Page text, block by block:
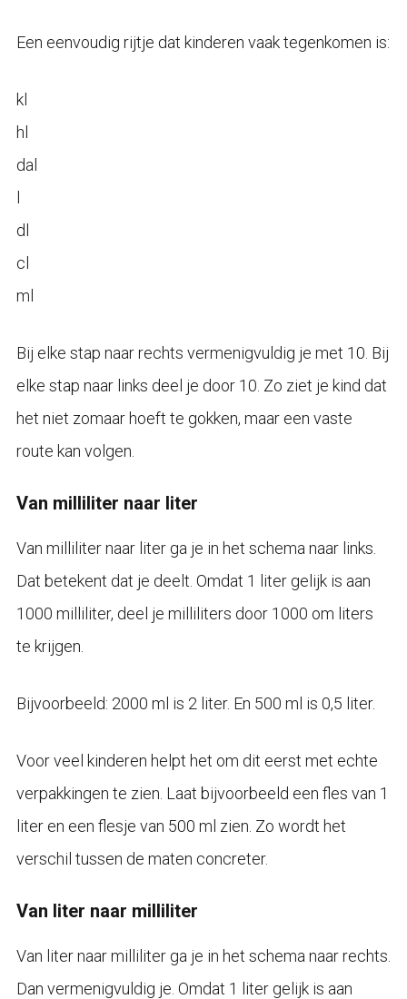
Een eenvoudig rijtje dat kinderen vaak tegenkomen is:
kl
hl
dal
dl
cl
ml
Bij elke stap naar rechts vermenigvuldig je met 10. Bij
elke stap naar links deel je door 10. Zo ziet je kind dat
het niet zomaar hoeft te gokken, maar een vaste
route kan volgen.
Van milliliter naar liter
Van milliliter naar liter ga je in het schema naar links.
Dat betekent dat je deelt. Omdat 1 liter gelijk is aan
1000 milliliter, deel je milliliters door 1000 om liters
te krijgen.
Bijvoorbeeld: 2000 ml is 2 liter. En 500 ml is 0,5 liter.
Voor veel kinderen helpt het om dit eerst met echte
verpakkingen te zien. Laat bijvoorbeeld een fles van 1
liter en een flesje van 500 ml zien. Zo wordt het
verschil tussen de maten concreter.
Van liter naar milliliter
Van liter naar milliliter ga je in het schema naar rechts.
Dan vermenigvuldig je. Omdat 1 liter gelijk is aan